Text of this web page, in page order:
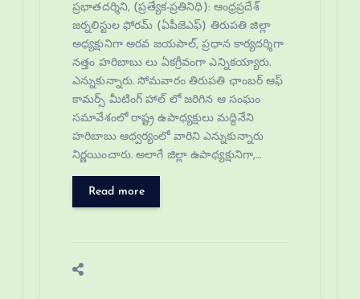
ప్రభాతదర్శిని, (ప్రత్యేక-ప్రతినిధి): ఆంధ్రప్రదేశ్
జర్నలిస్టుల ఫోరమ్ (ఏపీజెఎఫ్) తిరుపతి జిల్లా
అధ్యక్షునిగా అరవ జయపాల్, ప్రధాన కార్యదర్శిగా
నత్తం హరిబాబు లు ఏకగ్రీవంగా ఎన్నికయ్యారు.
ఎన్నుకున్నారు. సోమవారం తిరుపతి ఛాంబర్ ఆఫ్
కామర్స్ మీటింగ్ హాల్ లో జరిగిన ఆ సంఘం
సమావేశంలో రాష్ట్ర ఉపాధ్యక్షులు మద్దినేని
హరిబాబు ఆధ్వర్యంలో వారిని ఎన్నుకున్నారు
నిర్ణయించారు. అలాగే జిల్లా ఉపాధ్యక్షునిగా,…
Read more